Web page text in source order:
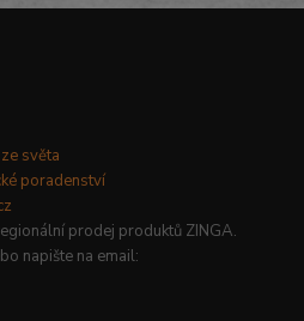
světa
poradenství
prodej produktů ZINGA.
napište na email: